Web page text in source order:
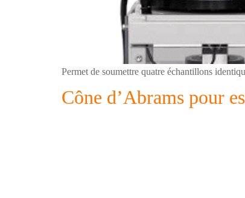
Permet de soumettre quatre échantillons
Cône d’Abrams pour